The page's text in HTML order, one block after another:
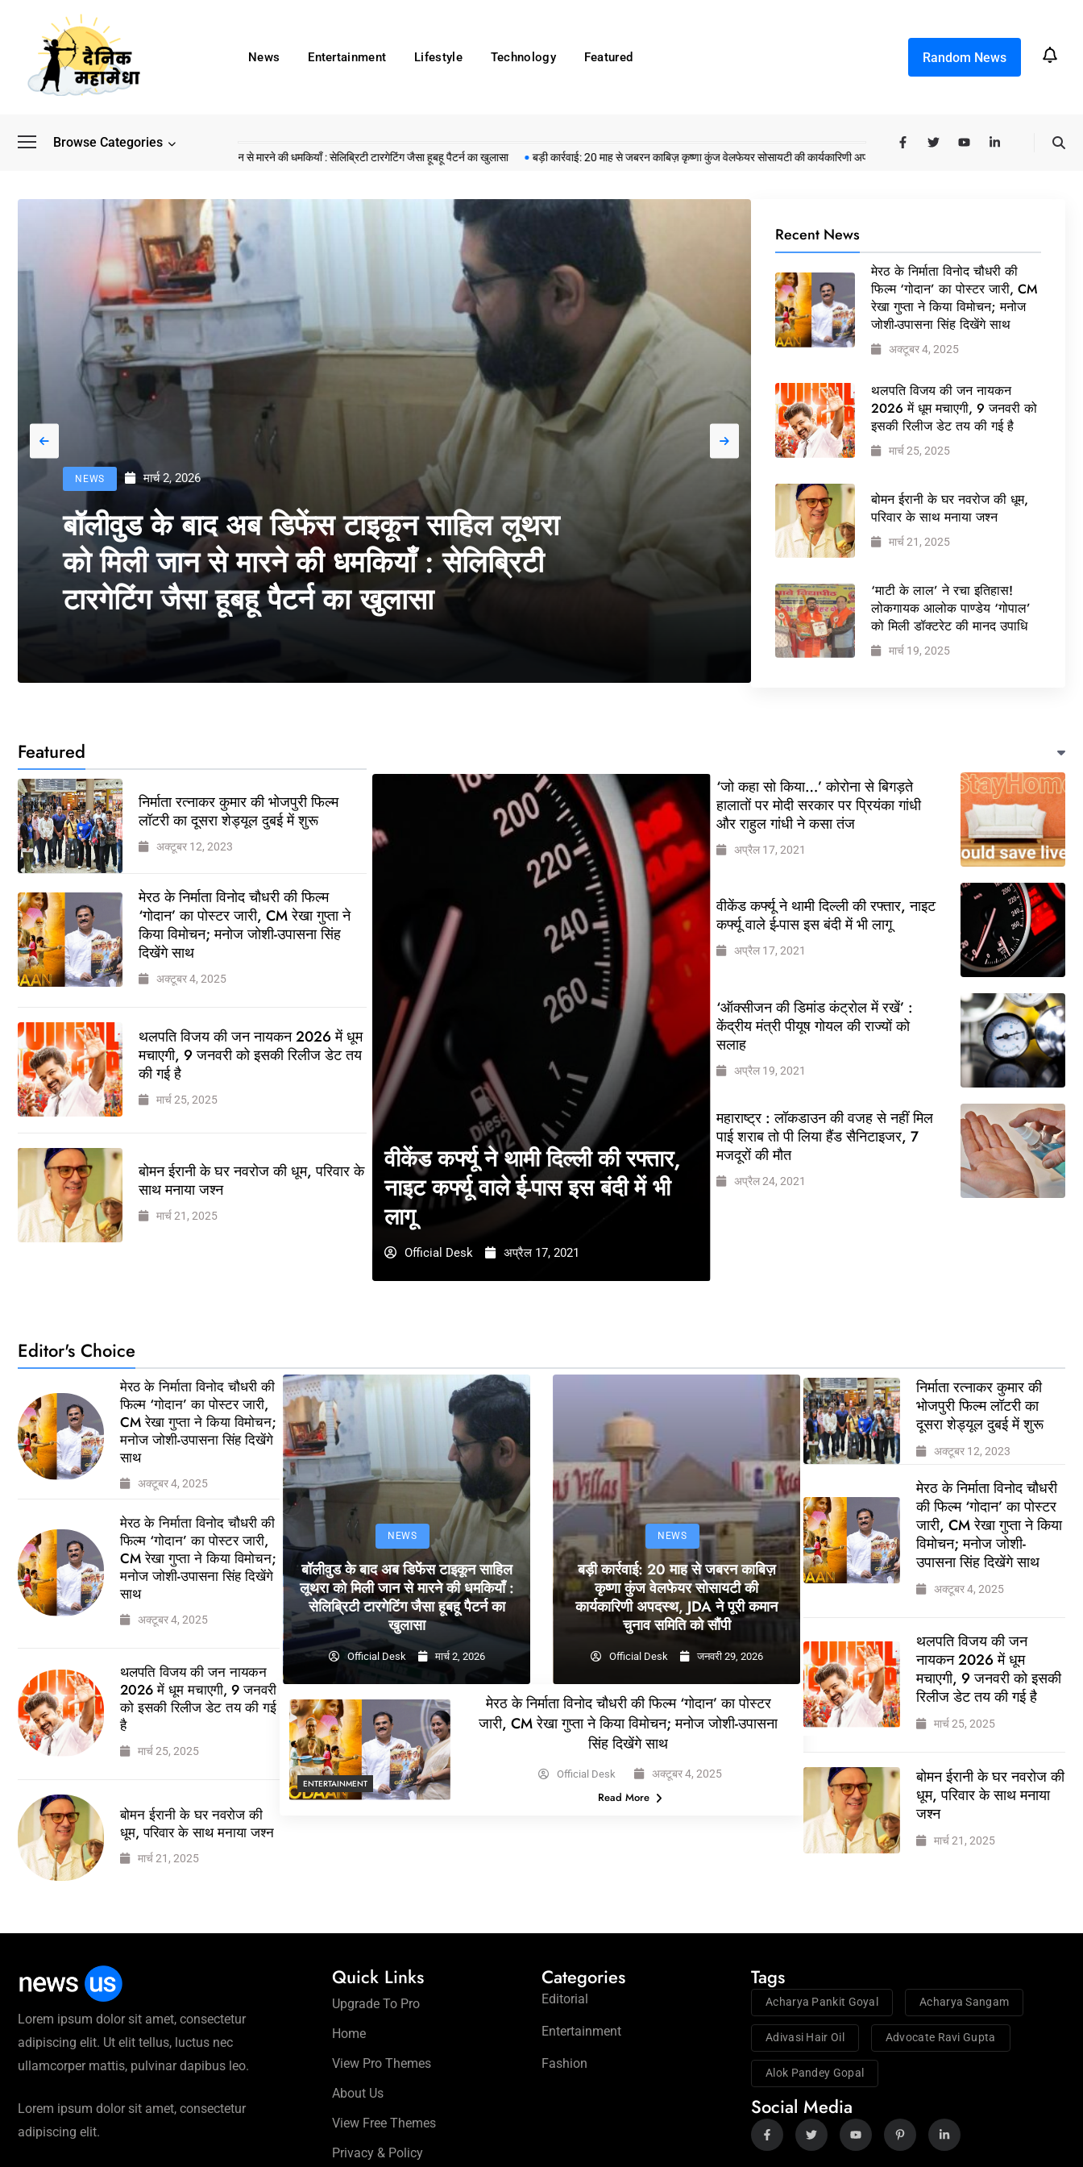
News Entertainment Lifestyle Technology Featured Random News
Browse Categories
अब डिफेंस टाइकून साहिल लूथरा को मिली जान से मारने की धमकियाँ : सेलिब्रिटी टारगेटिंग जैसा हूबहू पैटर्न का खुलासा बड़ी कार्रवाई: 20 माह से जबरन काबिज़ कृष्णा कुंज वेलफेयर सोसायटी की कार्यकारिणी अपदस्थ, JDA ने पूरी कमान चुनाव समिति को सौंपी
NEWS मार्च 2, 2026
बॉलीवुड के बाद अब डिफेंस टाइकून साहिल लूथरा
को मिली जान से मारने की धमकियाँ : सेलिब्रिटी
टारगेटिंग जैसा हूबहू पैटर्न का खुलासा
बड़ी कार्रवाई: 20 माह से
वेलफेयर सोसायटी की
ने पूरी कमान चुनाव समिति
Recent News
मेरठ के निर्माता विनोद चौधरी की
फिल्म ‘गोदान’ का पोस्टर जारी, CM
रेखा गुप्ता ने किया विमोचन; मनोज
जोशी-उपासना सिंह दिखेंगे साथ
अक्टूबर 4, 2025
थलपति विजय की जन नायकन
2026 में धूम मचाएगी, 9 जनवरी को
इसकी रिलीज डेट तय की गई है
मार्च 25, 2025
बोमन ईरानी के घर नवरोज की धूम,
परिवार के साथ मनाया जश्न
मार्च 21, 2025
‘माटी के लाल’ ने रचा इतिहास!
लोकगायक आलोक पाण्डेय ‘गोपाल’
को मिली डॉक्टरेट की मानद उपाधि
मार्च 19, 2025
Featured
निर्माता रत्नाकर कुमार की भोजपुरी फिल्म
लॉटरी का दूसरा शेड्यूल दुबई में शुरू
अक्टूबर 12, 2023
मेरठ के निर्माता विनोद चौधरी की फिल्म
‘गोदान’ का पोस्टर जारी, CM रेखा गुप्ता ने
किया विमोचन; मनोज जोशी-उपासना सिंह
दिखेंगे साथ
अक्टूबर 4, 2025
थलपति विजय की जन नायकन 2026 में धूम
मचाएगी, 9 जनवरी को इसकी रिलीज डेट तय
की गई है
मार्च 25, 2025
बोमन ईरानी के घर नवरोज की धूम, परिवार के
साथ मनाया जश्न
मार्च 21, 2025
वीकेंड कर्फ्यू ने थामी दिल्ली की रफ्तार,
नाइट कर्फ्यू वाले ई-पास इस बंदी में भी
लागू
Official Desk अप्रैल 17, 2021
‘जो कहा सो किया…’ कोरोना से बिगड़ते
हालातों पर मोदी सरकार पर प्रियंका गांधी
और राहुल गांधी ने कसा तंज
अप्रैल 17, 2021
वीकेंड कर्फ्यू ने थामी दिल्ली की रफ्तार, नाइट
कर्फ्यू वाले ई-पास इस बंदी में भी लागू
अप्रैल 17, 2021
‘ऑक्सीजन की डिमांड कंट्रोल में रखें’ :
केंद्रीय मंत्री पीयूष गोयल की राज्यों को
सलाह
अप्रैल 19, 2021
महाराष्ट्र : लॉकडाउन की वजह से नहीं मिल
पाई शराब तो पी लिया हैंड सैनिटाइजर, 7
मजदूरों की मौत
अप्रैल 24, 2021
Editor's Choice
मेरठ के निर्माता विनोद चौधरी की
फिल्म ‘गोदान’ का पोस्टर जारी,
CM रेखा गुप्ता ने किया विमोचन;
मनोज जोशी-उपासना सिंह दिखेंगे
साथ
अक्टूबर 4, 2025
मेरठ के निर्माता विनोद चौधरी की
फिल्म ‘गोदान’ का पोस्टर जारी,
CM रेखा गुप्ता ने किया विमोचन;
मनोज जोशी-उपासना सिंह दिखेंगे
साथ
अक्टूबर 4, 2025
थलपति विजय की जन नायकन
2026 में धूम मचाएगी, 9 जनवरी
को इसकी रिलीज डेट तय की गई
है
मार्च 25, 2025
बोमन ईरानी के घर नवरोज की
धूम, परिवार के साथ मनाया जश्न
मार्च 21, 2025
NEWS
बॉलीवुड के बाद अब डिफेंस टाइकून साहिल
लूथरा को मिली जान से मारने की धमकियाँ :
सेलिब्रिटी टारगेटिंग जैसा हूबहू पैटर्न का
खुलासा
Official Desk मार्च 2, 2026
NEWS
बड़ी कार्रवाई: 20 माह से जबरन काबिज़
कृष्णा कुंज वेलफेयर सोसायटी की
कार्यकारिणी अपदस्थ, JDA ने पूरी कमान
चुनाव समिति को सौंपी
Official Desk जनवरी 29, 2026
ENTERTAINMENT
मेरठ के निर्माता विनोद चौधरी की फिल्म ‘गोदान’ का पोस्टर
जारी, CM रेखा गुप्ता ने किया विमोचन; मनोज जोशी-उपासना
सिंह दिखेंगे साथ
Official Desk अक्टूबर 4, 2025
Read More
निर्माता रत्नाकर कुमार की
भोजपुरी फिल्म लॉटरी का
दूसरा शेड्यूल दुबई में शुरू
अक्टूबर 12, 2023
मेरठ के निर्माता विनोद चौधरी
की फिल्म ‘गोदान’ का पोस्टर
जारी, CM रेखा गुप्ता ने किया
विमोचन; मनोज जोशी-
उपासना सिंह दिखेंगे साथ
अक्टूबर 4, 2025
थलपति विजय की जन
नायकन 2026 में धूम
मचाएगी, 9 जनवरी को इसकी
रिलीज डेट तय की गई है
मार्च 25, 2025
बोमन ईरानी के घर नवरोज की
धूम, परिवार के साथ मनाया
जश्न
मार्च 21, 2025
Lorem ipsum dolor sit amet, consectetur
adipiscing elit. Ut elit tellus, luctus nec
ullamcorper mattis, pulvinar dapibus leo.
Lorem ipsum dolor sit amet, consectetur
adipiscing elit.
Quick Links
Upgrade To Pro
Home
View Pro Themes
About Us
View Free Themes
Privacy & Policy
Categories
Editorial
Entertainment
Fashion
Tags
Acharya Pankit Goyal Acharya Sangam
Adivasi Hair Oil Advocate Ravi Gupta
Alok Pandey Gopal
Social Media